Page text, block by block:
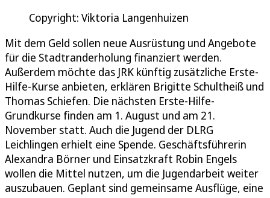
Copyright: Viktoria Langenhuizen
Mit dem Geld sollen neue Ausrüstung und Angebote
für die Stadtranderholung finanziert werden.
Außerdem möchte das JRK künftig zusätzliche Erste-
Hilfe-Kurse anbieten, erklären Brigitte Schultheiß und
Thomas Schiefen. Die nächsten Erste-Hilfe-
Grundkurse finden am 1. August und am 21.
November statt. Auch die Jugend der DLRG
Leichlingen erhielt eine Spende. Geschäftsführerin
Alexandra Börner und Einsatzkraft Robin Engels
wollen die Mittel nutzen, um die Jugendarbeit weiter
auszubauen. Geplant sind gemeinsame Ausflüge, eine